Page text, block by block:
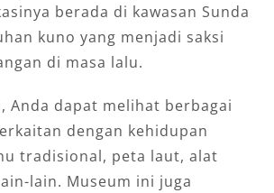
berada di kawasan Sunda
kuno yang menjadi saksi
di masa lalu.
Anda dapat melihat berbagai
dengan kehidupan
tradisional, peta laut, alat
lain. Museum ini juga